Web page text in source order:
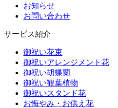
お知らせ
お問い合わせ
サービス紹介
御祝い花束
御祝いアレンジメント花
御祝い胡蝶蘭
御祝い観葉植物
御祝いスタンド花
お悔やみ・お供え花